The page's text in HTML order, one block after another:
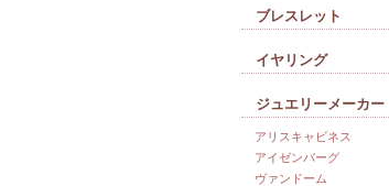
ブレスレット
イヤリング
ジュエリーメーカー
アリスキャビネス
アイゼンバーグ
ヴァンドーム